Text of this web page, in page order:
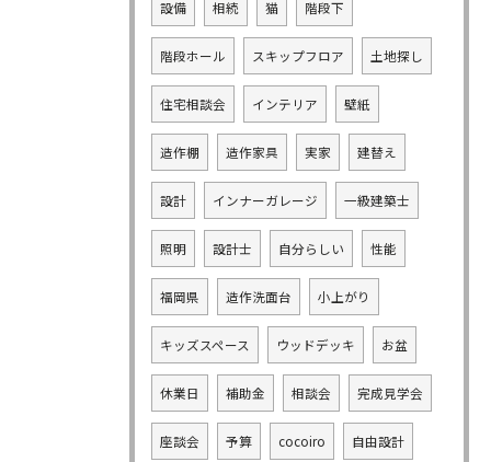
設備 相続 猫 階段下
階段ホール スキップフロア 土地探し
住宅相談会 インテリア 壁紙
造作棚 造作家具 実家 建替え
設計 インナーガレージ 一級建築士
照明 設計士 自分らしい 性能
福岡県 造作洗面台 小上がり
キッズスペース ウッドデッキ お盆
休業日 補助金 相談会 完成見学会
座談会 予算 cocoiro 自由設計